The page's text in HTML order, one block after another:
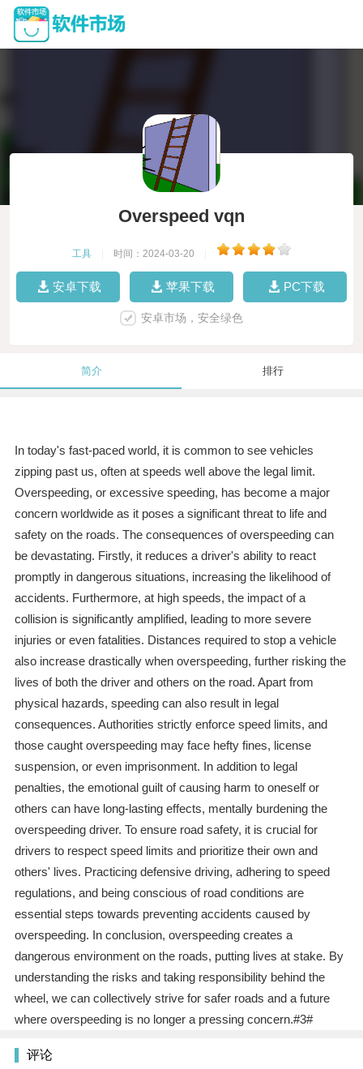
Overspeed vqn
工具 时间：2024-03-20
安卓下载 苹果下载 PC下载
安卓市场，安全绿色
简介 排行
In today's fast-paced world, it is common to see vehicles
zipping past us, often at speeds well above the legal limit.
Overspeeding, or excessive speeding, has become a major
concern worldwide as it poses a significant threat to life and
safety on the roads. The consequences of overspeeding can
be devastating. Firstly, it reduces a driver's ability to react
promptly in dangerous situations, increasing the likelihood of
accidents. Furthermore, at high speeds, the impact of a
collision is significantly amplified, leading to more severe
injuries or even fatalities. Distances required to stop a vehicle
also increase drastically when overspeeding, further risking the
lives of both the driver and others on the road. Apart from
physical hazards, speeding can also result in legal
consequences. Authorities strictly enforce speed limits, and
those caught overspeeding may face hefty fines, license
suspension, or even imprisonment. In addition to legal
penalties, the emotional guilt of causing harm to oneself or
others can have long-lasting effects, mentally burdening the
overspeeding driver. To ensure road safety, it is crucial for
drivers to respect speed limits and prioritize their own and
others' lives. Practicing defensive driving, adhering to speed
regulations, and being conscious of road conditions are
essential steps towards preventing accidents caused by
overspeeding. In conclusion, overspeeding creates a
dangerous environment on the roads, putting lives at stake. By
understanding the risks and taking responsibility behind the
wheel, we can collectively strive for safer roads and a future
where overspeeding is no longer a pressing concern.#3#
评论